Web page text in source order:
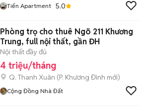
Tiến Apartment 5.0
Phòng trọ cho thuê Ngõ 211 Khương
Trung, full nội thất, gần ĐH
Nội thất đầy đủ
4 triệu/tháng
Q. Thanh Xuân (P. Khương Đình mới)
Cộng Đồng Nhà Đất